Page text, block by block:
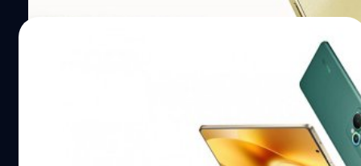
เปิดตัว realme 15 และ 15 Pro : ทรงพลังขึ้น
ด้วยจอ 144 Hz, แบตฯ ใหญ่ 7,000 mAh,
realme ได้เปิดตัว realme 15 ุรุ่นมาตรฐาน ที่พัฒนาต่อ
เนื่องจาก realme 14 Pro และ realme 15 Pro ที่พัฒนาต่อ